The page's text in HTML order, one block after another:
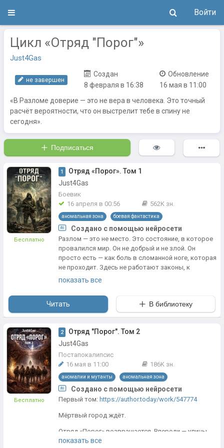
Войти
Цикл «Отряд "Порог"»
Just4Gas
не завершен
Создан
8 февраля в 16:38
Обновление
16 мая в 11:00
«В Разломе доверие — это не вера в человека. Это точный
расчёт вероятности, что он выстрелит тебе в спину не
сегодня».
Подписаться
Бесплатно
1
Отряд «Порог». Том 1
Just4Gas
Боевик
16 апреля в 00:56
562K зн.
аномальная зона боевая фантастика
Создано с помощью нейросети
Разлом — это не место. Это состояние, в которое
провалился мир. Он не добрый и не злой. Он
просто есть — как боль в сломанной ноге, которая
не проходит. Здесь не работают законы, к
которым ты привык. Физика — капризная, мораль
который заходит перекурить и уходит, не
попрощавшись.
просыпаться и заново принимать факт: тебя не
спасут. Никто не придёт. «Периметр» стоит за
здесь — не герои и не злодеи. Они просто
пытаются не умереть сегодня. И иногда — помочь
тому, кто рядом, потому что иначе утро
перестанет иметь смысл.
Разлом врёт. Он показывает тебе лица умерших,
голосами зовёт в болото, обещает покой. Но если
криками мутантов услышишь другое. Не ответ. Не
надежду. Просто — что ты ещё жив. А жить в
показать все
Читать В библиотеку
Бесплатно
2
Отряд "Порог". Том 2
Just4Gas
Постапокалипсис
16 мая в 11:00
186K зн.
аномалии и мутанты аномальная зона
Создано с помощью нейросети
Первый том: https://author.today/work/547774
Мёртвый город ждёт.
Отряд «Порог» возвращается. Впереди — улицы,
где память стала аномалией, зеркала показывают
показать все